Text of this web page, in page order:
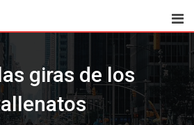
giras de los